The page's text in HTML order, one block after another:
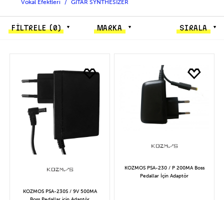
Vokal Efektleri
GİTAR SYNTHESIZER
FİLTRELE(0) MARKA SIRALA
KOZMOS PSA-230S / 9V 500MA
KOZMOS PSA-230 / P 200MA Boss
Pedallar İçin Adaptör